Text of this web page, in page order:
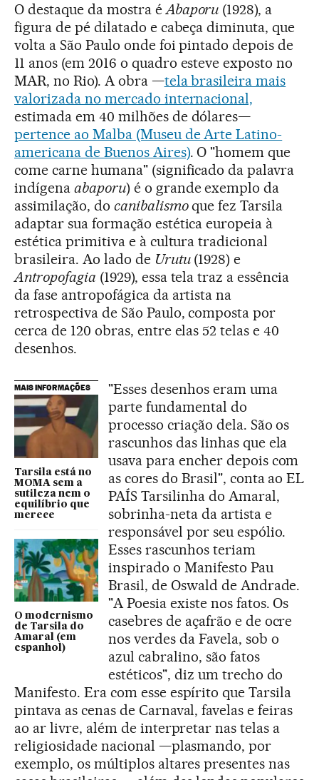
O destaque da mostra éAbaporu (1928), a
figura de pé dilatado e cabeça diminuta, que
volta a São Paulo onde foi pintado depois de
11 anos (em 2016 o quadro esteve exposto no
MAR, no Rio). A obra —tela brasileira mais
valorizada no mercado internacional,
estimada em 40 milhões de dólares—
pertence ao Malba (Museu de Arte Latino-
americana de Buenos Aires). O "homem que
come carne humana" (significado da palavra
indígena abaporu) é o grande exemplo da
assimilação, do canibalismoque fez Tarsila
adaptar sua formação estética europeia à
estética primitiva e à cultura tradicional
brasileira. Ao lado de Urutu(1928) e
Antropofagia (1929), essa tela traz a essência
da fase antropofágica da artista na
retrospectiva de São Paulo, composta por
cerca de 120 obras, entre elas 52 telas e 40
desenhos.
MAIS INFORMAÇÕES
Tarsila está no
MOMA sem a
sutileza nem o
equilíbrio que
merece
O modernismo
de Tarsila do
Amaral (em
espanhol)
"Esses desenhos eram uma
parte fundamental do
processo criação dela. São os
rascunhos das linhas que ela
usava para encher depois com
as cores do Brasil", conta ao EL
PAÍS Tarsilinha do Amaral,
sobrinha-neta da artista e
responsável por seu espólio.
Esses rascunhos teriam
inspirado o Manifesto Pau
Brasil, de Oswald de Andrade.
"A Poesia existe nos fatos. Os
casebres de açafrão e de ocre
nos verdes da Favela, sob o
azul cabralino, são fatos
estéticos", diz um trecho do
Manifesto. Era com esse espírito que Tarsila
pintava as cenas de Carnaval, favelas e feiras
ao ar livre, além de interpretar nas telas a
religiosidade nacional —plasmando, por
exemplo, os múltiplos altares presentes nas